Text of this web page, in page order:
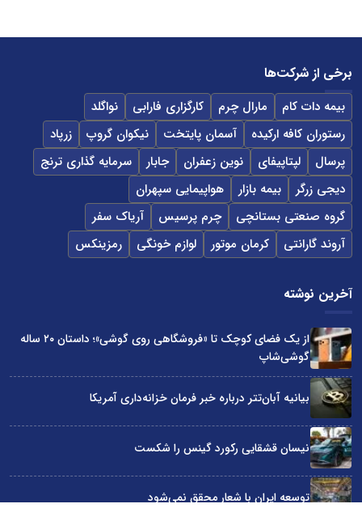
برخی از شرکت‌ها
بیمه دات کام مارال چرم کارگزاری فارابی
نواگلد
رستوران کافه ارکیده
آسمان پایتخت نیکوان گروپ
زرپاد
پرسال
لپتاپیفای نوین زعفران جابار
سرمایه گذاری ترنج
دیجی زرگر
بیمه بازار
هواپیمایی سپهران
گروه صنعتی بستانچی
چرم پرسیس
آریاک سفر
آروند گارانتی
کرمان موتور لوازم خونگی رمزینکس
آخرین نوشته
از یک فضای کوچک تا «فروشگاهی روی گوشی»؛ داستان ۲۰ ساله
گوشی‌شاپ
بیانیه آبان‌تتر درباره خبر فرمان خزانه‌داری آمریکا
نیسان قشقایی رکورد گینس را شکست
توسعه ایران با شعار محقق نمی‌شود